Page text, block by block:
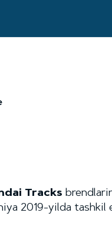
Tracks
2019-yilda